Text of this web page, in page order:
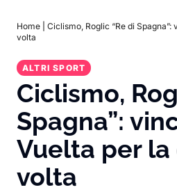
Home
Ciclismo, Roglic “Re di
volta
ALTRI SPORT
Ciclismo,
Spagna”:
Vuelta per
volta